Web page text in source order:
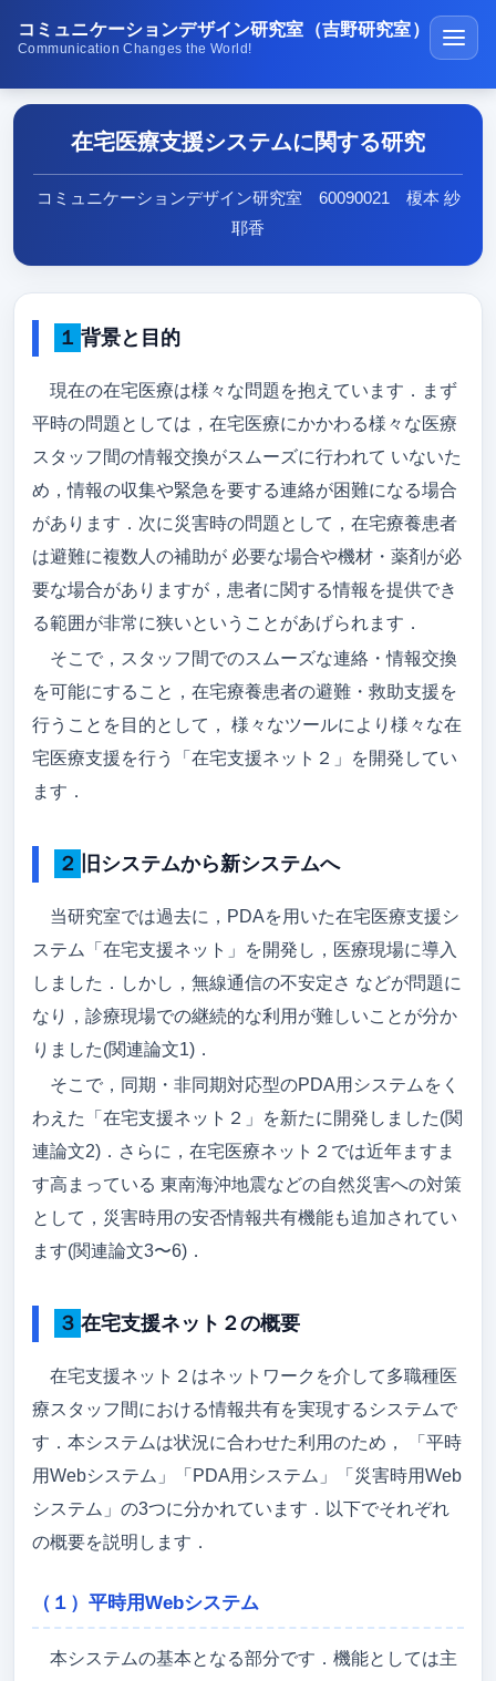
コミュニケーションデザイン研究室（吉野研究室）
Communication Changes the World!
ホーム
講義・演習
研究紹介
公開ソフトウェア
研究室の生活
メディア紹介
在校生･受験生･高専生へ
研究成果
アクセス
メンバー
卒論/修論（メンバーのみ）
ゼミ旅行
吉野研ブログ
在宅医療支援システムに関する研究
コミュニケーションデザイン研究室 60090021 榎本 紗
耶香
１背景と目的
現在の在宅医療は様々な問題を抱えています．まず
平時の問題としては，在宅医療にかかわる様々な医療
スタッフ間の情報交換がスムーズに行われて いないた
め，情報の収集や緊急を要する連絡が困難になる場合
があります．次に災害時の問題として，在宅療養患者
は避難に複数人の補助が 必要な場合や機材・薬剤が必
要な場合がありますが，患者に関する情報を提供でき
る範囲が非常に狭いということがあげられます．
そこで，スタッフ間でのスムーズな連絡・情報交換
を可能にすること，在宅療養患者の避難・救助支援を
行うことを目的として， 様々なツールにより様々な在
宅医療支援を行う「在宅支援ネット２」を開発してい
ます．
２旧システムから新システムへ
当研究室では過去に，PDAを用いた在宅医療支援シ
ステム「在宅支援ネット」を開発し，医療現場に導入
しました．しかし，無線通信の不安定さ などが問題に
なり，診療現場での継続的な利用が難しいことが分か
りました(関連論文1)．
そこで，同期・非同期対応型のPDA用システムをく
わえた「在宅支援ネット２」を新たに開発しました(関
連論文2)．さらに，在宅医療ネット２では近年ますま
す高まっている 東南海沖地震などの自然災害への対策
として，災害時用の安否情報共有機能も追加されてい
ます(関連論文3〜6)．
３在宅支援ネット２の概要
在宅支援ネット２はネットワークを介して多職種医
療スタッフ間における情報共有を実現するシステムで
す．本システムは状況に合わせた利用のため， 「平時
用Webシステム」「PDA用システム」「災害時用Web
システム」の3つに分かれています．以下でそれぞれ
の概要を説明します．
（１）平時用Webシステム
本システムの基本となる部分です．機能としては主